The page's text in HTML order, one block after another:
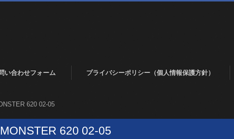
い合わせフォーム プライバシーポリシー（個人情報保護方針）
620 02-05
620 02-05